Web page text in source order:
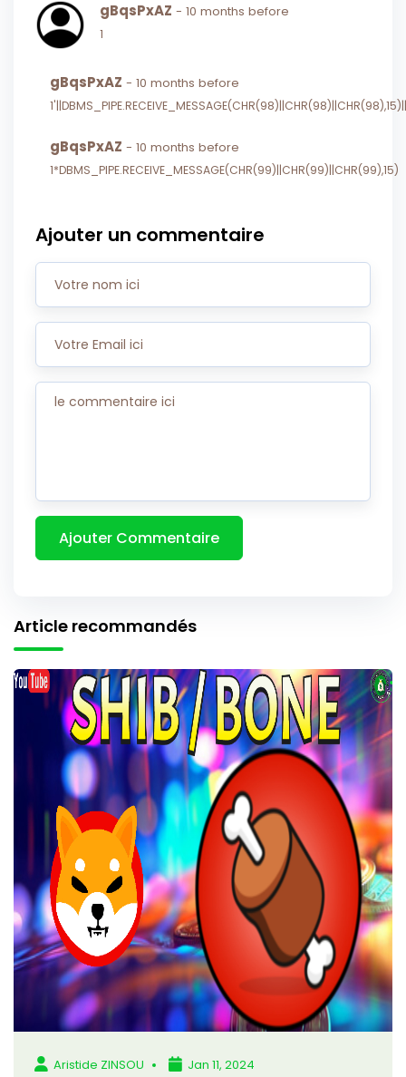
gBqsPxAZ - 10 months before
1
gBqsPxAZ - 10 months before
gBqsPxAZ - 10 months before
1*DBMS_PIPE.RECEIVE_MESSAGE(CHR(99)||CHR(99)||CHR(99),15)
Ajouter un commentaire
Article recommandés
Aristide ZINSOU Jan 11, 2024